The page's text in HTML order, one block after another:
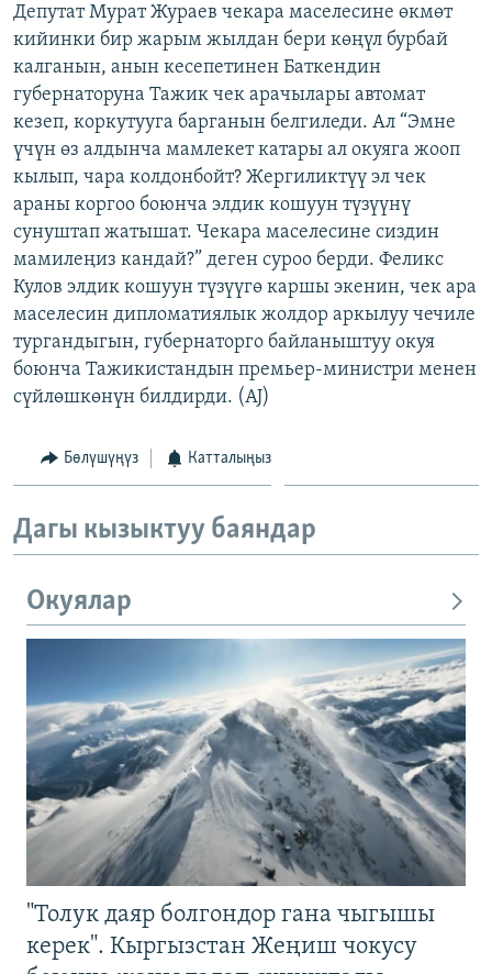
ДАНИСТЕ
АЗАТТЫК+
ЫҢГАЙСЫЗ СУРООЛОР
ОНЛАЙН ШЕРИНЕ
ЭЕ/АРнун бардык сайттары
Депутат Мурат Жураев чекара маселесине өкмөт
кийинки бир жарым жылдан бери көңүл бурбай
калганын, анын кесепетинен Баткендин
губернаторуна Тажик чек арачылары автомат
кезеп, коркутууга барганын белгиледи. Ал “Эмне
үчүн өз алдынча мамлекет катары ал окуяга жооп
кылып, чара колдонбойт? Жергиликтүү эл чек
араны коргоо боюнча элдик кошуун түзүүнү
сунуштап жатышат. Чекара маселесине сиздин
мамилеңиз кандай?” деген суроо берди. Феликс
Кулов элдик кошуун түзүүгө каршы экенин, чек ара
маселесин дипломатиялык жолдор аркылуу чечиле
тургандыгын, губернаторго байланыштуу окуя
боюнча Тажикистандын премьер-министри менен
сүйлөшкөнүн билдирди. (AJ)
Бөлүшүңүз Катталыңыз
Дагы кызыктуу баяндар
Окуялар
"Толук даяр болгондор гана чыгышы
керек". Кыргызстан Жеңиш чокусу